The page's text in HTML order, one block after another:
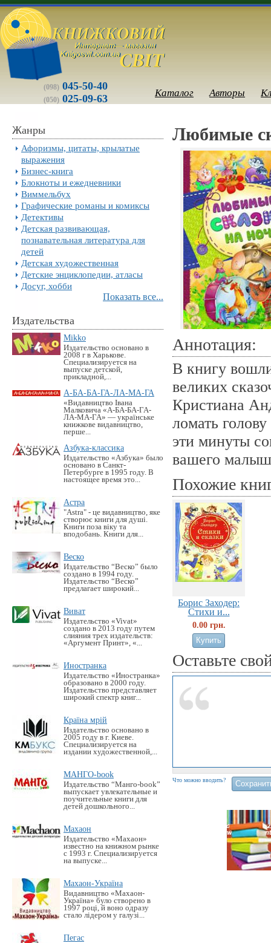
(098) 045-50-40
(050) 025-09-63 Каталог Авторы
Жанры
Афоризмы, цитаты, крылатые
выражения
Бизнес-книга
Блокноты и ежедневники
Виммельбух
Графические романы и комиксы
Детективы
Детская развивающая,
познавательная литература для
детей
Детская художественная
Детские энциклопедии, атласы
Досуг, хобби
Показать все...
Издательства
Mikko
Издательство основано в
2008 г в Харькове.
Специализируется на
выпуске детской,
прикладной,...
А-БА-БА-ГА-ЛА-МА-ГА
«Видавництво Івана
Малковича «А-БА-БА-ГА-
ЛА-МА-ГА» — українське
книжкове видавництво,
перше...
Азбука-классика
Издательство «Азбука» было
основано в Санкт-
Петербурге в 1995 году. В
настоящее время это...
Астра
"Astra" - це видавництво, яке
створює книги для душі.
Книги поза віку та
вподобань. Книги для...
Веско
Издательство “Веско” было
создано в 1994 году.
Издательство “Веско”
предлагает широкий...
Виват
Издательство «Vivat»
создано в 2013 году путем
слияния трех издательств:
«Аргумент Принт», «...
Иностранка
Издательство «Иностранка»
образовано в 2000 году.
Издательство представляет
широкий спектр книг...
Країна мрій
Издательство основано в
2005 году в г. Киеве.
Специализируется на
издании художественной,...
МАНГО-book
Издательство “Манго-book”
выпускает увлекательные и
поучительные книги для
детей дошкольного...
Махаон
Издательство «Махаон»
известно на книжном рынке
с 1993 г. Специализируется
на выпуске...
Махаон-Україна
Видавництво «Махаон-
Україна» було створено в
1997 році, й воно одразу
стало лідером у галузі...
Пегас
Любимые
Аннотация:
В книгу
великих
Кристиана
ломать
эти минуты
вашего
Похожие
Борис Заходер:
Стихи и...
0.00 грн.
Оставьте
Что можно вводить?